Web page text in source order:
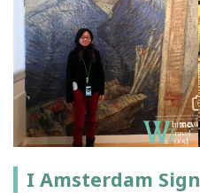
I Amsterdam Sign